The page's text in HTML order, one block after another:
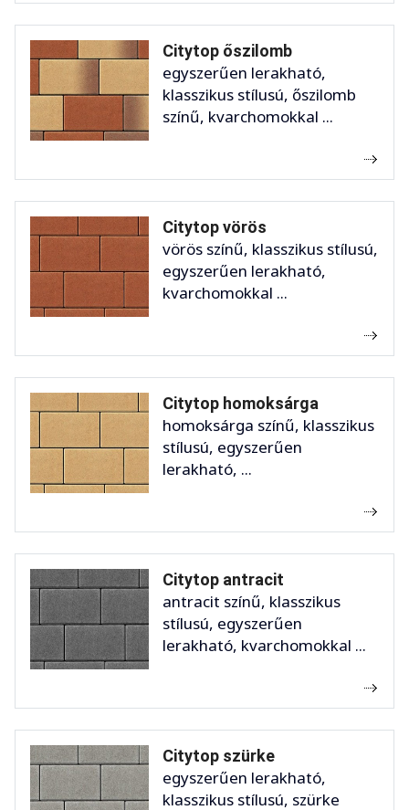
Citytop őszilomb
egyszerűen lerakható,
klasszikus stílusú, őszilomb
színű, kvarchomokkal ...
Citytop vörös
vörös színű, klasszikus stílusú,
egyszerűen lerakható,
kvarchomokkal ...
Citytop homoksárga
homoksárga színű, klasszikus
stílusú, egyszerűen
lerakható, ...
Citytop antracit
antracit színű, klasszikus
stílusú, egyszerűen
lerakható, kvarchomokkal ...
Citytop szürke
egyszerűen lerakható,
klasszikus stílusú, szürke